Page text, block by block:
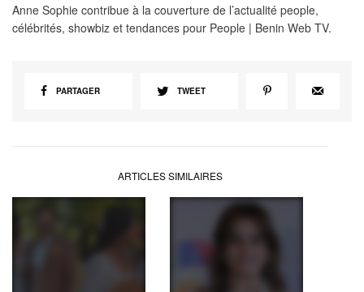
Anne Sophie contribue à la couverture de l’actualité people,
célébrités, showbiz et tendances pour People | Benin Web TV.
PARTAGER TWEET
ARTICLES SIMILAIRES